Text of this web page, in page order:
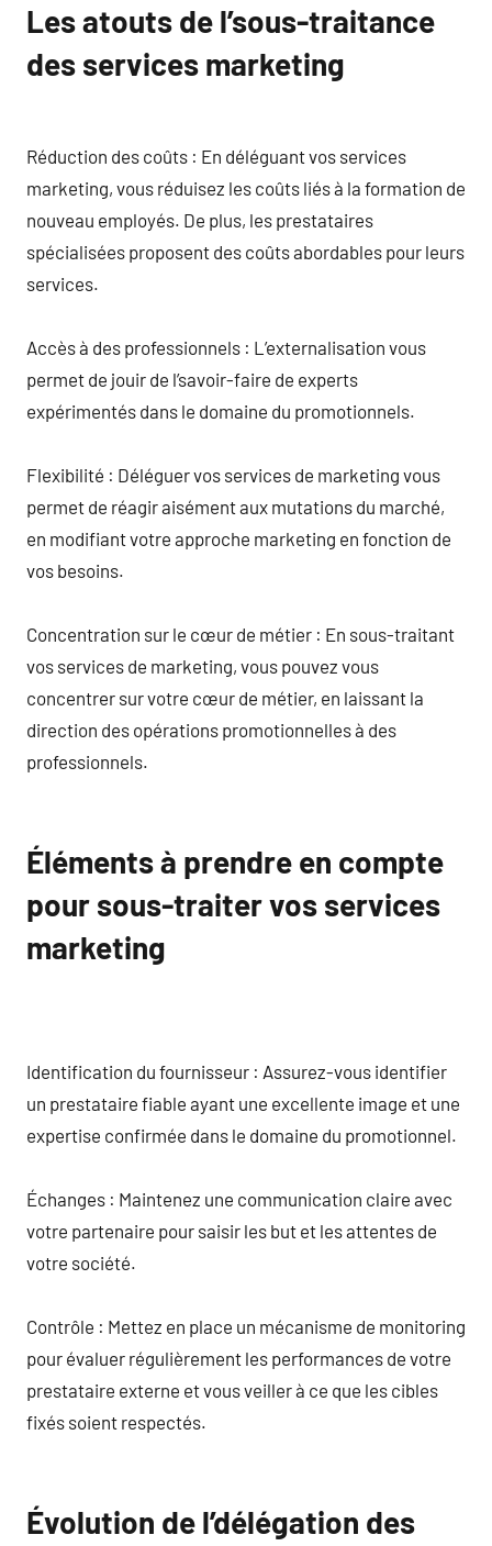
Les atouts de l’sous-traitance
des services marketing
Réduction des coûts : En déléguant vos services
marketing, vous réduisez les coûts liés à la formation de
nouveau employés. De plus, les prestataires
spécialisées proposent des coûts abordables pour leurs
services.
Accès à des professionnels : L’externalisation vous
permet de jouir de l’savoir-faire de experts
expérimentés dans le domaine du promotionnels.
Flexibilité : Déléguer vos services de marketing vous
permet de réagir aisément aux mutations du marché,
en modifiant votre approche marketing en fonction de
vos besoins.
Concentration sur le cœur de métier : En sous-traitant
vos services de marketing, vous pouvez vous
concentrer sur votre cœur de métier, en laissant la
direction des opérations promotionnelles à des
professionnels.
Éléments à prendre en compte
pour sous-traiter vos services
marketing
Identification du fournisseur : Assurez-vous identifier
un prestataire fiable ayant une excellente image et une
expertise confirmée dans le domaine du promotionnel.
Échanges : Maintenez une communication claire avec
votre partenaire pour saisir les but et les attentes de
votre société.
Contrôle : Mettez en place un mécanisme de monitoring
pour évaluer régulièrement les performances de votre
prestataire externe et vous veiller à ce que les cibles
fixés soient respectés.
Évolution de l’délégation des